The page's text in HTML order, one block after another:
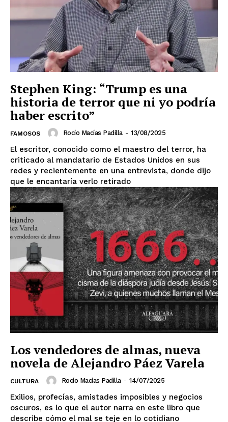
Stephen King: “Trump es una
historia de terror que ni yo podría
haber escrito”
FAMOSOS Rocío Macías Padilla - 13/08/2025
El escritor, conocido como el maestro del terror, ha
criticado al mandatario de Estados Unidos en sus
redes y recientemente en una entrevista, donde dijo
que le encantaría verlo retirado
Los vendedores de almas, nueva
novela de Alejandro Páez Varela
CULTURA Rocío Macías Padilla - 14/07/2025
Exilios, profecías, amistades imposibles y negocios
oscuros, es lo que el autor narra en este libro que
describe cómo el mal se teje en lo cotidiano